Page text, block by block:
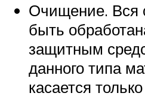
Очищение. Вся
быть
защитным
данного типа
касается